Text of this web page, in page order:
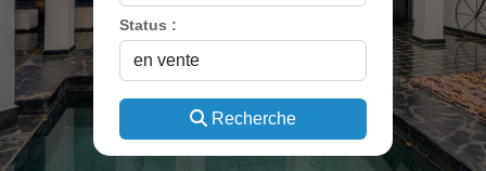
Status :
Recherche